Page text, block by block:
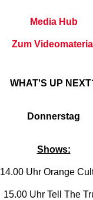
Media Hub
Zum Videomaterial
WHAT'S UP
Donnerstag
Shows:
14.00 Uhr Orange
15.00 Uhr Tell The